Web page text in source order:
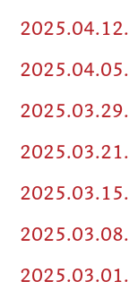
2025.04.12.
2025.04.05.
2025.03.29.
2025.03.21.
2025.03.15.
2025.03.08.
2025.03.01.